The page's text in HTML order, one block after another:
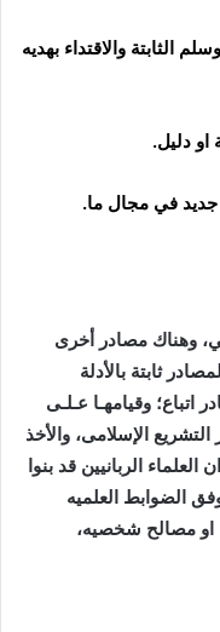
الثابتة والاقتداء بهديه
او دليل.
جديد في مجال ما.
وهناك مصادر أخرى
ثابتة بالأدلة
اتباع؛ وقيامهـا عـلـى
الإسلامى، والأخذ
الربانيين قد بنوا
الضوابط العلميه
او مصالح شخصيه،